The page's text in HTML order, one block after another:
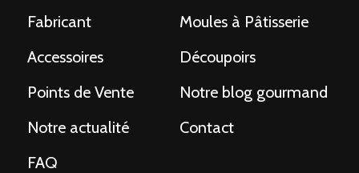
Fabricant
Moules à Pâtisserie
Accessoires
Découpoirs
Points de Vente
Notre blog gourmand
Notre actualité
Contact
FAQ